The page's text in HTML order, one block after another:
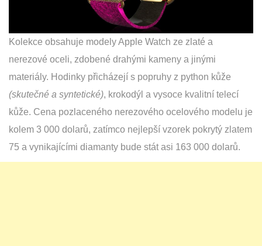
Kolekce obsahuje modely Apple Watch ze zlaté a
nerezové oceli, zdobené drahými kameny a jinými
materiály. Hodinky přicházejí s popruhy z python kůže
(skutečné a syntetické), krokodýl a vysoce kvalitní telecí
kůže. Cena pozlaceného nerezového ocelového modelu je
kolem 3 000 dolarů, zatímco nejlepší vzorek pokrytý zlatem
75 a vynikajícími diamanty bude stát asi 163 000 dolarů.